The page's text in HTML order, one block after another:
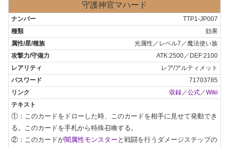
守護神官マハード
TTP1-JP007
効果
光属性／レベル7／魔法使い族
ATK:2500／DEF:2100
レア/アルティメット
71703785
収録／公式／Wiki
①：このカードをドローした時、このカードを相手に見せて発動でき
る。このカードを手札から特殊召喚する。
②：このカードが闇属性モンスター と戦闘を行うダメージステップの